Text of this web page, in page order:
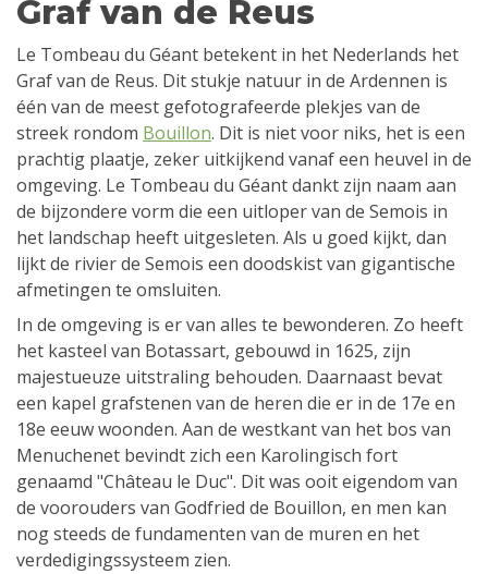
Graf van de Reus
Le Tombeau du Géant betekent in het Nederlands het
Graf van de Reus. Dit stukje natuur in de Ardennen is
één van de meest gefotografeerde plekjes van de
streek rondom Bouillon. Dit is niet voor niks, het is een
prachtig plaatje, zeker uitkijkend vanaf een heuvel in de
omgeving. Le Tombeau du Géant dankt zijn naam aan
de bijzondere vorm die een uitloper van de Semois in
het landschap heeft uitgesleten. Als u goed kijkt, dan
lijkt de rivier de Semois een doodskist van gigantische
afmetingen te omsluiten.
In de omgeving is er van alles te bewonderen. Zo heeft
het kasteel van Botassart, gebouwd in 1625, zijn
majestueuze uitstraling behouden. Daarnaast bevat
een kapel grafstenen van de heren die er in de 17e en
18e eeuw woonden. Aan de westkant van het bos van
Menuchenet bevindt zich een Karolingisch fort
genaamd "Château le Duc". Dit was ooit eigendom van
de voorouders van Godfried de Bouillon, en men kan
nog steeds de fundamenten van de muren en het
verdedigingssysteem zien.